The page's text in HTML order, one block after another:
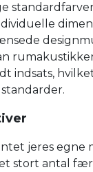
indsats,
jeres egne
stort antal